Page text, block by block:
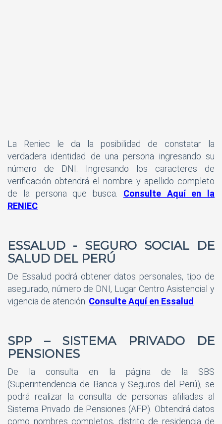
La Reniec le da la posibilidad de constatar la
verdadera identidad de una persona ingresando su
número de DNI. Ingresando los caracteres de
verificación obtendrá el nombre y apellido completo
de la persona que busca. Consulte Aquí en la
RENIEC
ESSALUD - SEGURO SOCIAL DE
SALUD DEL PERÚ
De Essalud podrá obtener datos personales, tipo de
asegurado, número de DNI, Lugar Centro Asistencial y
vigencia de atención. Consulte Aquí en Essalud
SPP – SISTEMA PRIVADO DE
PENSIONES
De la consulta en la página de la SBS
(Superintendencia de Banca y Seguros del Perú), se
podrá realizar la consulta de personas afiliadas al
Sistema Privado de Pensiones (AFP). Obtendrá datos
como nombres completos, distrito de residencia de